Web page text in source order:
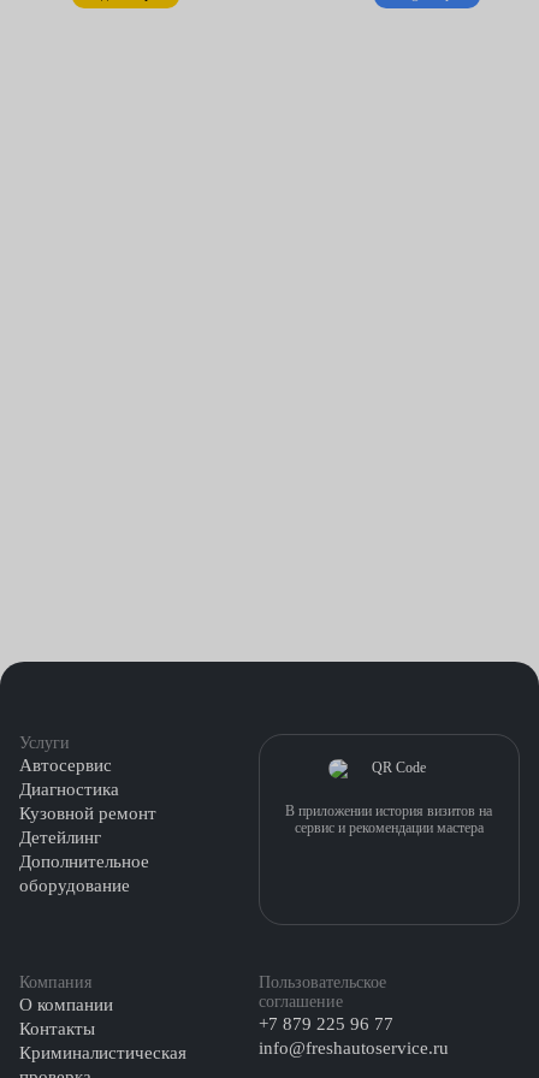
Услуги
Автосервис
Диагностика
Кузовной ремонт
Детейлинг
Дополнительное
оборудование
Компания
О компании
Контакты
Криминалистическая
Пользовательское
соглашение
+7 879 225 96 77
info@freshautoservice.ru
В приложении история визитов на
сервис и рекомендации мастера